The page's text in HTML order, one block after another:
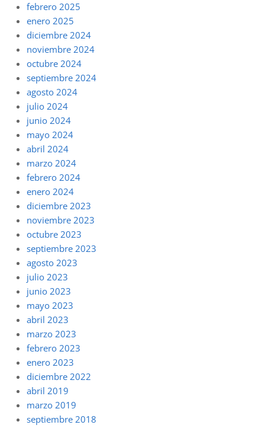
febrero 2025
enero 2025
diciembre 2024
noviembre 2024
octubre 2024
septiembre 2024
agosto 2024
julio 2024
junio 2024
mayo 2024
abril 2024
marzo 2024
febrero 2024
enero 2024
diciembre 2023
noviembre 2023
octubre 2023
septiembre 2023
agosto 2023
julio 2023
junio 2023
mayo 2023
abril 2023
marzo 2023
febrero 2023
enero 2023
diciembre 2022
abril 2019
marzo 2019
septiembre 2018